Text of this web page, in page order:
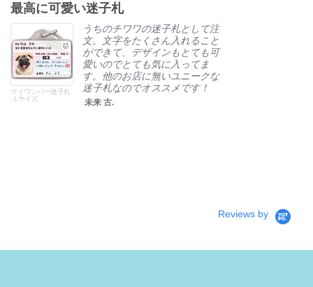
rating
身内の愛鳥の1歳の誕生日に「母（飼
い主）業も1周年おめでとう♪」の気
持ちをこめたプレゼントとして購入
しました...
身内の愛鳥の1歳の誕生日に
「母（飼い主）業も1周年おめ
でとう♪」の気持ちをこめたプ
Reviews by